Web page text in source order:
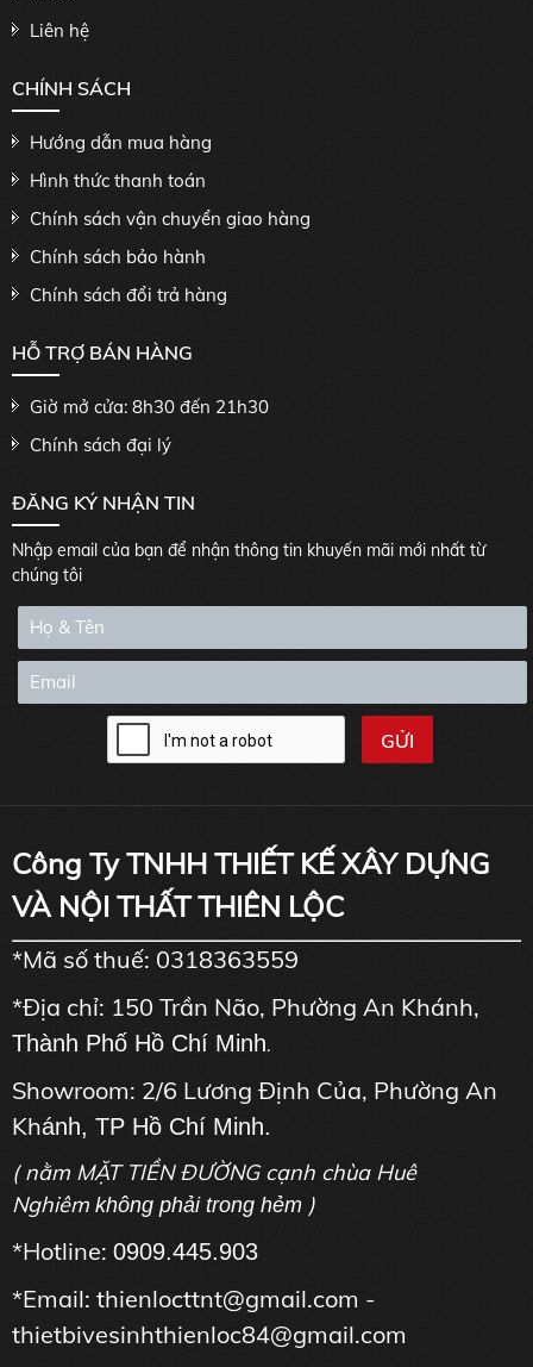
Liên hệ
CHÍNH SÁCH
Hướng dẫn mua hàng
Hình thức thanh toán
Chính sách vận chuyển giao hàng
Chính sách bảo hành
Chính sách đổi trả hàng
HỖ TRỢ BÁN HÀNG
Giờ mở cửa: 8h30 đến 21h30
Chính sách đại lý
ĐĂNG KÝ NHẬN TIN
Nhập email của bạn để nhận thông tin khuyến mãi mới nhất từ
chúng tôi
Công Ty TNHH THIẾT KẾ XÂY DỰNG
VÀ NỘI THẤT THIÊN LỘC
*Mã số thuế: 0318363559
*Địa chỉ: 150 Trần Não, Phường An Khánh,
Thành Phố Hồ Chí Minh.
Showroom: 2/6 Lương Định Của, Phường An
Khánh, TP Hồ Chí Minh.
( nằm MẶT TIỀN ĐƯỜNG cạnh chùa Huê
Nghiêm không phải trong hẻm )
*Hotline: 0909.445.903
*Email: thienlocttnt@gmail.com -
thietbivesinhthienloc84@gmail.com